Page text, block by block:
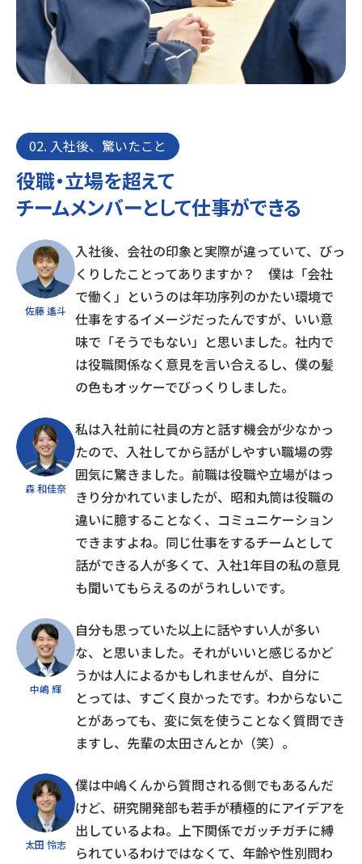
02. 入社後、驚いたこと
役職・立場を超えて
チームメンバーとして仕事ができる
佐藤 遙斗
入社後、会社の印象と実際が違っていて、びっ
くりしたことってありますか？ 僕は「会社
で働く」というのは年功序列のかたい環境で
仕事をするイメージだったんですが、いい意
味で「そうでもない」と思いました。社内で
は役職関係なく意見を言い合えるし、僕の髪
の色もオッケーでびっくりしました。
森 和佳奈
私は入社前に社員の方と話す機会が少なかっ
たので、入社してから話がしやすい職場の雰
囲気に驚きました。前職は役職や立場がはっ
きり分かれていましたが、昭和丸筒は役職の
違いに臆することなく、コミュニケーション
できますよね。同じ仕事をするチームとして
話ができる人が多くて、入社1年目の私の意見
も聞いてもらえるのがうれしいです。
中嶋 輝
自分も思っていた以上に話やすい人が多い
な、と思いました。それがいいと感じるかど
うかは人によるかもしれませんが、自分に
とっては、すごく良かったです。わからないこ
とがあっても、変に気を使うことなく質問でき
ますし、先輩の太田さんとか（笑）。
太田 怜志
僕は中嶋くんから質問される側でもあるんだ
けど、研究開発部も若手が積極的にアイデアを
出しているよね。上下関係でガッチガチに縛
られているわけではなくて、年齢や性別問わ